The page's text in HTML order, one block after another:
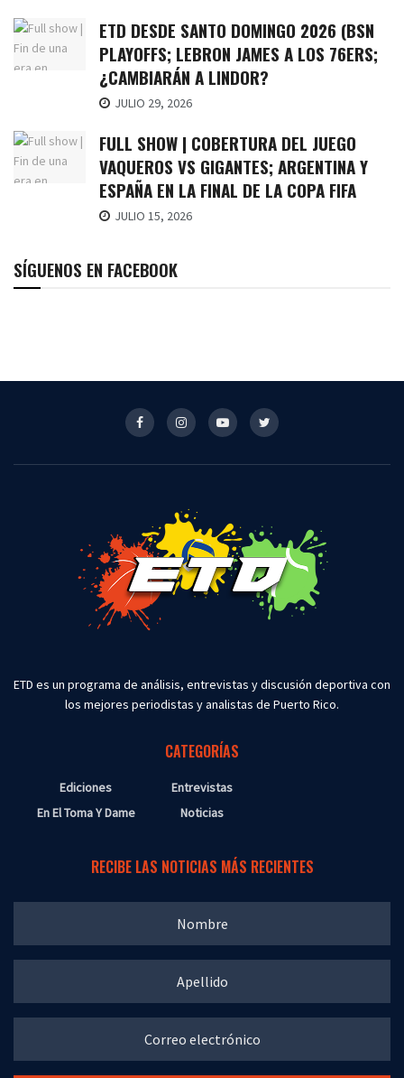
ETD DESDE SANTO DOMINGO 2026 (BSN
PLAYOFFS; LEBRON JAMES A LOS 76ERS;
¿CAMBIARÁN A LINDOR?
JULIO 29, 2026
FULL SHOW | COBERTURA DEL JUEGO
VAQUEROS VS GIGANTES; ARGENTINA Y
ESPAÑA EN LA FINAL DE LA COPA FIFA
JULIO 15, 2026
SÍGUENOS EN FACEBOOK
ETD es un programa de análisis, entrevistas y discusión deportiva con
los mejores periodistas y analistas de Puerto Rico.
CATEGORÍAS
Ediciones
En El Toma Y Dame
Entrevistas
Noticias
RECIBE LAS NOTICIAS MÁS RECIENTES